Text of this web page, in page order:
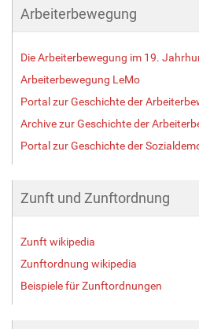
Arbeiterbewegung
Die Arbeiterbewegung im 19.
Arbeiterbewegung LeMo
Portal zur Geschichte der
Archive zur Geschichte der
Portal zur Geschichte der
Zunft und Zunftordnung
Zunft wikipedia
Zunftordnung wikipedia
Beispiele für Zunftordnungen